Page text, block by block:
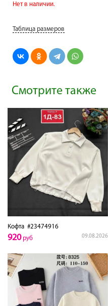
Нет в наличии.
Таблица размеров
Смотрите также
Кофта #23474916
09.08.2026
920руб